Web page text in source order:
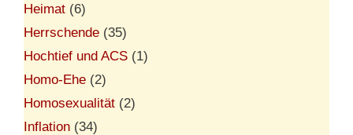
Heimat (6)
Herrschende (35)
Hochtief und ACS (1)
Homo-Ehe (2)
Homosexualität (2)
Inflation (34)